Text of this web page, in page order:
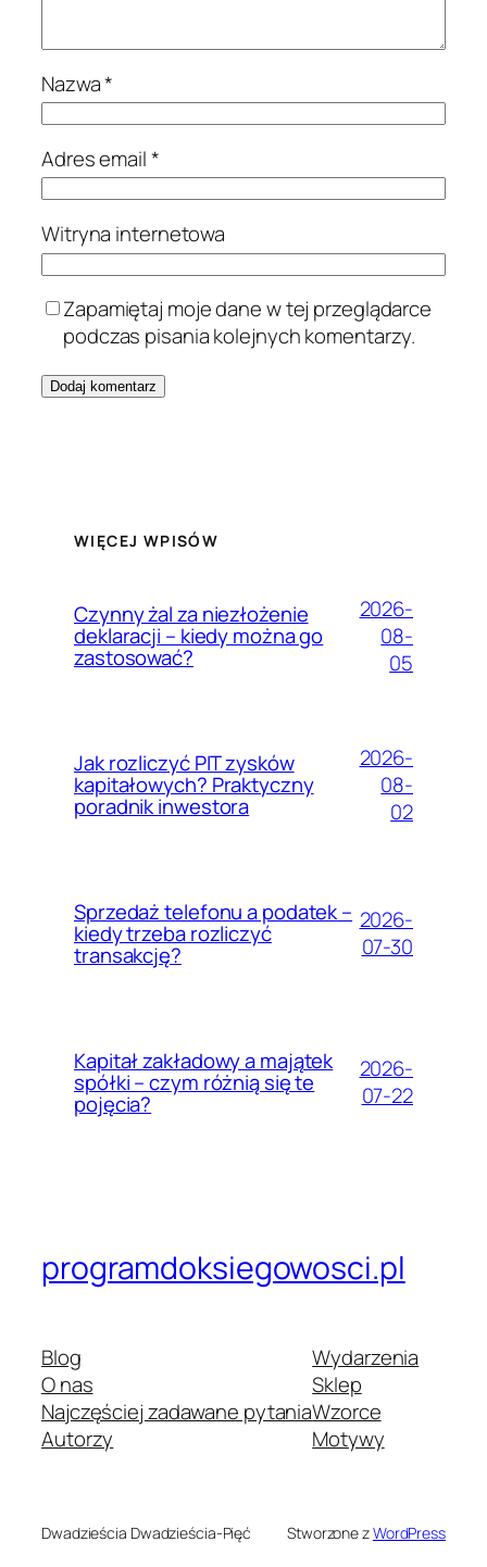
Nazwa*
Adres email*
Witryna internetowa
Zapamiętaj moje dane w tej przeglądarce
podczas pisania kolejnych komentarzy.
WIĘCEJ WPISÓW
Czynny żal za niezłożenie
deklaracji – kiedy można go
zastosować?
2026-
08-
05
Jak rozliczyć PIT zysków
kapitałowych? Praktyczny
poradnik inwestora
2026-
08-
02
Sprzedaż telefonu a podatek –
kiedy trzeba rozliczyć
transakcję?
2026-
07-30
Kapitał zakładowy a majątek
spółki – czym różnią się te
pojęcia?
2026-
07-22
programdoksiegowosci.pl
Blog
O nas
Najczęściej zadawane pytania
Autorzy
Wydarzenia
Sklep
Wzorce
Motywy
Dwadzieścia Dwadzieścia-Pięć Stworzone zWordPress